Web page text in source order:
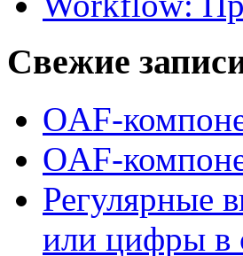
Свежие
OAF-
OAF-
Регулярные
или цифры в